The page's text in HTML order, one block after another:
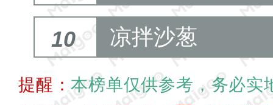
10 凉拌沙葱
提醒：本榜单仅供参考，务必实